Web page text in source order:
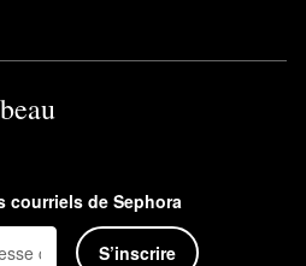
courriels de Sephora
S’inscrire